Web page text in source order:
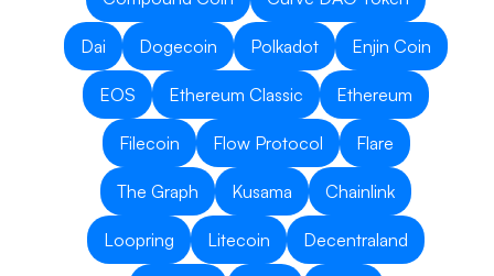
Dai Dogecoin Polkadot Enjin Coin
EOS Ethereum Classic Ethereum
Filecoin Flow Protocol Flare
The Graph Kusama Chainlink
Loopring Litecoin Decentraland